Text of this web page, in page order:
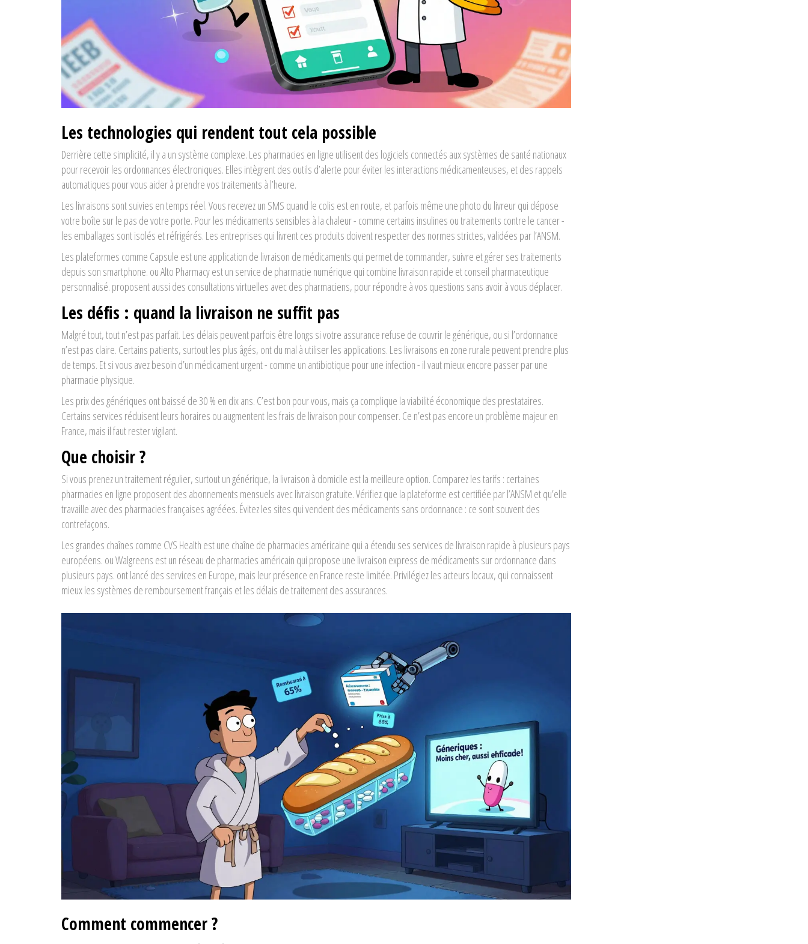
Les technologies qui rendent tout cela possible
Derrière cette simplicité, il y a un système complexe. Les pharmacies en ligne utilisent des logiciels connectés aux systèmes de santé nationaux
pour recevoir les ordonnances électroniques. Elles intègrent des outils d’alerte pour éviter les interactions médicamenteuses, et des rappels
automatiques pour vous aider à prendre vos traitements à l’heure.
Les livraisons sont suivies en temps réel. Vous recevez un SMS quand le colis est en route, et parfois même une photo du livreur qui dépose
votre boîte sur le pas de votre porte. Pour les médicaments sensibles à la chaleur - comme certains insulines ou traitements contre le cancer -
les emballages sont isolés et réfrigérés. Les entreprises qui livrent ces produits doivent respecter des normes strictes, validées par l’ANSM.
Les plateformes comme Capsule estune application de livraison de médicaments qui permet de commander, suivre et gérer ses traitements
depuis son smartphone. ouAlto Pharmacyestun service de pharmacie numérique qui combine livraison rapide et conseil pharmaceutique
personnalisé. proposent aussi des consultations virtuelles avec des pharmaciens, pour répondre à vos questions sans avoir à vous déplacer.
Les défis : quand la livraison ne suffit pas
Malgré tout, tout n’est pas parfait. Les délais peuvent parfois être longs si votre assurance refuse de couvrir le générique, ou si l’ordonnance
n’est pas claire. Certains patients, surtout les plus âgés, ont du mal à utiliser les applications. Les livraisons en zone rurale peuvent prendre plus
de temps. Et si vous avez besoin d’un médicament urgent - comme un antibiotique pour une infection - il vaut mieux encore passer par une
pharmacie physique.
Les prix des génériques ont baissé de 30 % en dix ans. C’est bon pour vous, mais ça complique la viabilité économique des prestataires.
Certains services réduisent leurs horaires ou augmentent les frais de livraison pour compenser. Ce n’est pas encore un problème majeur en
France, mais il faut rester vigilant.
Que choisir ?
Si vous prenez un traitement régulier, surtout un générique, la livraison à domicile est la meilleure option. Comparez les tarifs : certaines
pharmacies en ligne proposent des abonnements mensuels avec livraison gratuite. Vérifiez que la plateforme est certifiée par l’ANSM et qu’elle
travaille avec des pharmacies françaises agréées. Évitez les sites qui vendent des médicaments sans ordonnance : ce sont souvent des
contrefaçons.
Les grandes chaînes comme CVS Health estune chaîne de pharmacies américaine qui a étendu ses services de livraison rapide à plusieurs pays
européens. ouWalgreens estun réseau de pharmacies américain qui propose une livraison express de médicaments sur ordonnance dans
plusieurs pays. ont lancé des services en Europe, mais leur présence en France reste limitée. Privilégiez les acteurs locaux, qui connaissent
mieux les systèmes de remboursement français et les délais de traitement des assurances.
Comment commencer ?